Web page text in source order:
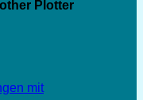
Plotter
mit